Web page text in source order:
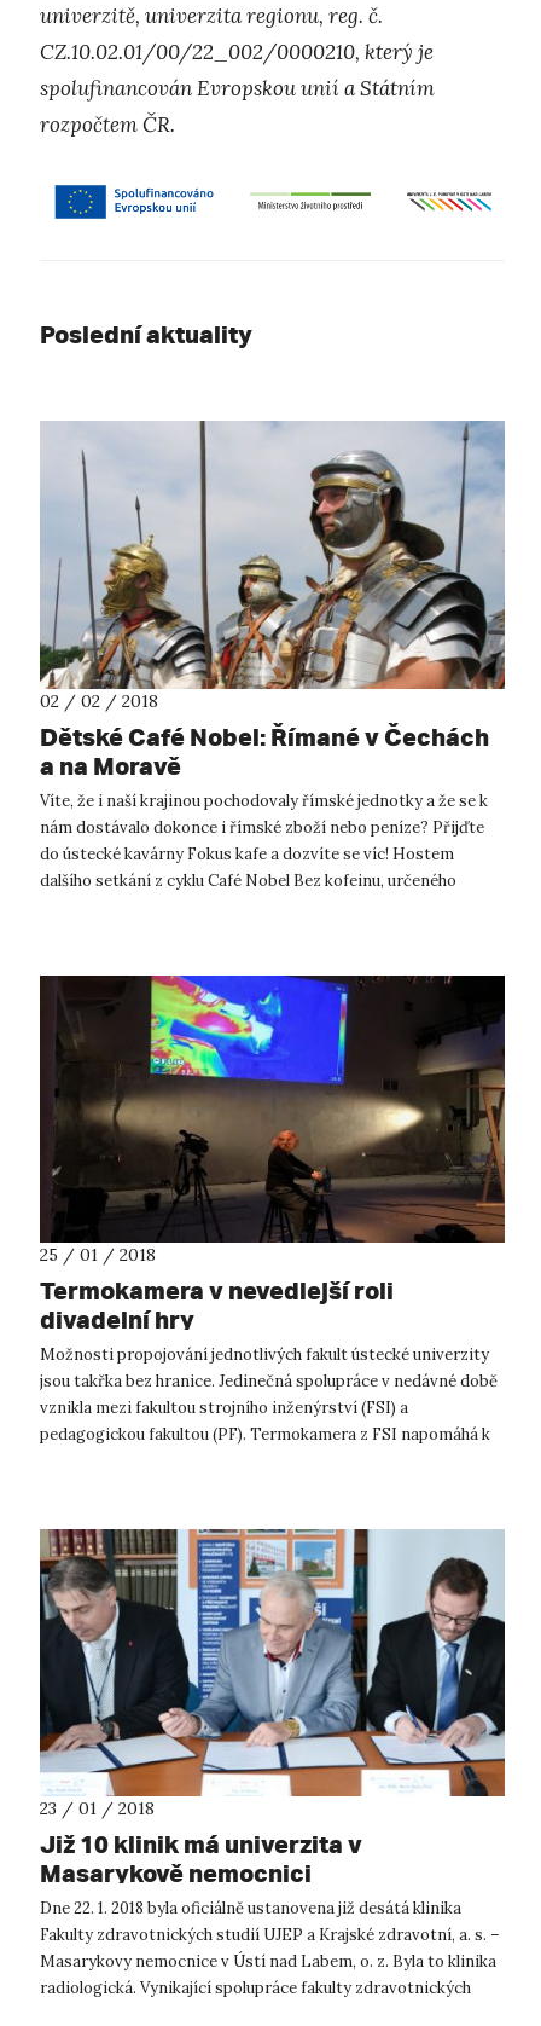
univerzitě, univerzita regionu, reg. č.
CZ.10.02.01/00/22_002/0000210, který je
spolufinancován Evropskou unií a Státním
rozpočtem ČR.
Poslední aktuality
02 / 02 / 2018
Dětské Café Nobel: Římané v Čechách
a na Moravě
Víte, že i naší krajinou pochodovaly římské jednotky a že se k
nám dostávalo dokonce i římské zboží nebo peníze? Přijďte
do ústecké kavárny Fokus kafe a dozvíte se víc! Hostem
dalšího setkání z cyklu Café Nobel Bez kofeinu, určeného
25 / 01 / 2018
Termokamera v nevedlejší roli
divadelní hry
Možnosti propojování jednotlivých fakult ústecké univerzity
jsou takřka bez hranice. Jedinečná spolupráce v nedávné době
vznikla mezi fakultou strojního inženýrství (FSI) a
pedagogickou fakultou (PF). Termokamera z FSI napomáhá k
23 / 01 / 2018
Již 10 klinik má univerzita v
Masarykově nemocnici
Dne 22. 1. 2018 byla oficiálně ustanovena již desátá klinika
Fakulty zdravotnických studií UJEP a Krajské zdravotní, a. s. –
Masarykovy nemocnice v Ústí nad Labem, o. z. Byla to klinika
radiologická. Vynikající spolupráce fakulty zdravotnických